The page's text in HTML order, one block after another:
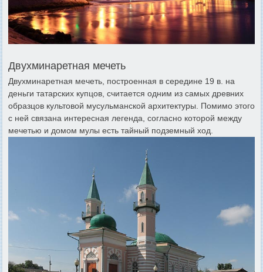
Двухминаретная мечеть
Двухминаретная мечеть, построенная в середине 19 в. на
деньги татарских купцов, считается одним из самых древних
образцов культовой мусульманской архитектуры. Помимо этого
с ней связана интересная легенда, согласно которой между
мечетью и домом мулы есть тайный подземный ход.